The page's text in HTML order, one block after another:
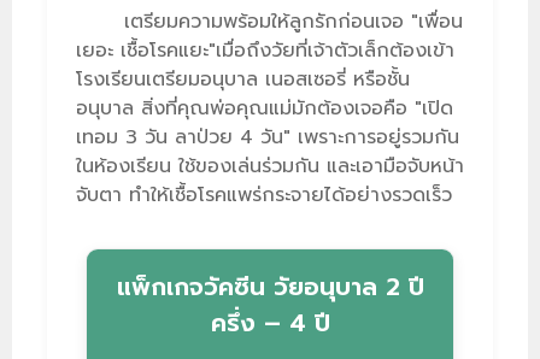
เตรียมความพร้อมให้ลูกรักก่อนเจอ "เพื่อน
เยอะ เชื้อโรคแยะ"เมื่อถึงวัยที่เจ้าตัวเล็กต้องเข้า
โรงเรียนเตรียมอนุบาล เนอสเซอรี่ หรือชั้น
อนุบาล สิ่งที่คุณพ่อคุณแม่มักต้องเจอคือ "เปิด
เทอม 3 วัน ลาป่วย 4 วัน" เพราะการอยู่รวมกัน
ในห้องเรียน ใช้ของเล่นร่วมกัน และเอามือจับหน้า
จับตา ทำให้เชื้อโรคแพร่กระจายได้อย่างรวดเร็ว
แพ็กเกจวัคซีน วัยอนุบาล 2 ปี
ครึ่ง – 4 ปี